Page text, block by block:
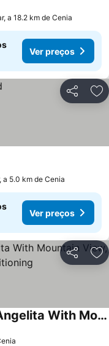
a 18.2 km de Cenia
Ver preços
Partilhar
a 5.0 km de Cenia
Ver preços
Partilhar
Country House Casa Rural Angelita With Mountain View, Wi-fi And Air Conditioning